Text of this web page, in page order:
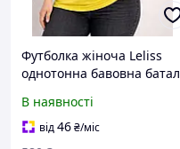
Футболка жіноча Leliss
однотонна бавовна батал
56
В наявності
від46₴/міс